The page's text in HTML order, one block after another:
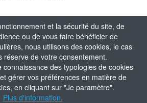
et la sécurité du site, de
ou de vous faire bénéficier de
nous utilisons des cookies, le cas
réserve de votre consentement.
connaissance des typologies de cookies
gérer vos préférences en matière de
en cliquant sur "Je paramètre".
Plus d'information.